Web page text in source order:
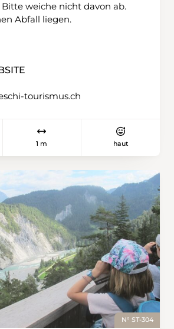
weiche nicht davon ab.
Abfall liegen.
tourismus.ch
1 m haut
N° ST-304